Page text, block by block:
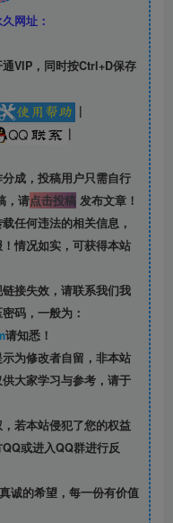
网址：
VIP，同时按Ctrl+D保存
|
|
成，投稿用户只需自行
，请点击投稿发布文章！
任何违法的相关信息，
情况如实，可获得本站
接失效，请联系我们我
码，一般为：
请知悉！
为修改者自留， 非本站
大家学习与参考，请于
若本站侵犯了您的权益
或进入QQ群进行反
诚的希望，每一份有价值